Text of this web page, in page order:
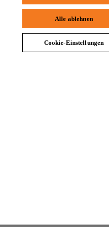
Alle ablehnen
Cookie-Einstellungen